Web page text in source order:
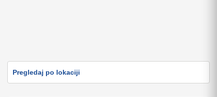
Pregledaj po lokaciji